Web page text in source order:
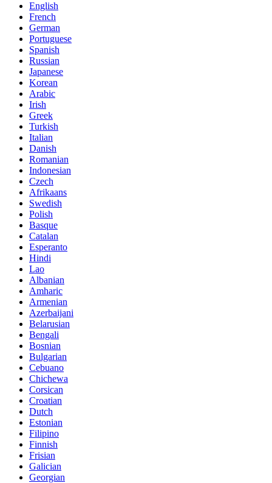
English
French
German
Portuguese
Spanish
Russian
Japanese
Korean
Arabic
Irish
Greek
Turkish
Italian
Danish
Romanian
Indonesian
Czech
Afrikaans
Swedish
Polish
Basque
Catalan
Esperanto
Hindi
Lao
Albanian
Amharic
Armenian
Azerbaijani
Belarusian
Bengali
Bosnian
Bulgarian
Cebuano
Chichewa
Corsican
Croatian
Dutch
Estonian
Filipino
Finnish
Frisian
Galician
Georgian